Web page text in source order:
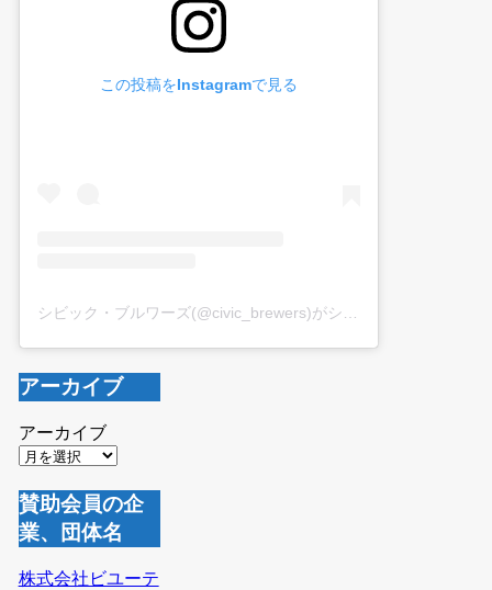
この投稿をInstagramで見る
シビック・ブルワーズ(@civic_brewers)がシェアした投稿
アーカイブ
アーカイブ
賛助会員の企
業、団体名
株式会社ビユーテ